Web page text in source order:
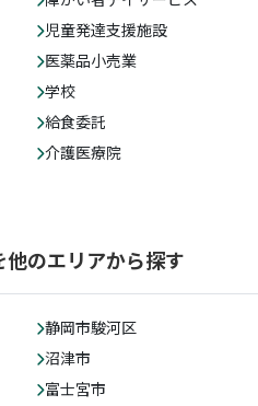
児童発達支援施設
医薬品小売業
学校
給食委託
介護医療院
のエリアから探す
静岡市駿河区
沼津市
富士宮市